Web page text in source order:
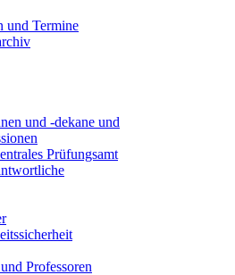
und Termine
und -dekane und
Prüfungsamt
Professoren